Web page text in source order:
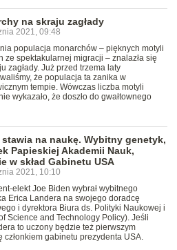
na skraju zagłady
2021, 09:48
populacja monarchów – pięknych motyli
ze spektakularnej migracji – znalazła się
zagłady. Już przed trzema laty
że populacja ta zanika w
tempie. Wówczas liczba motyli
wykazało, że doszło do gwałtownego
stawia na naukę. Wybitny genetyk,
Papieskiej Akademii Nauk,
w skład Gabinetu USA
2021, 10:10
elekt Joe Biden wybrał wybitnego
Erica Landera na swojego doradcę
i dyrektora Biura ds. Polityki Naukowej i
Science and Technology Policy). Jeśli
to uczony będzie też pierwszym
członkiem gabinetu prezydenta USA.